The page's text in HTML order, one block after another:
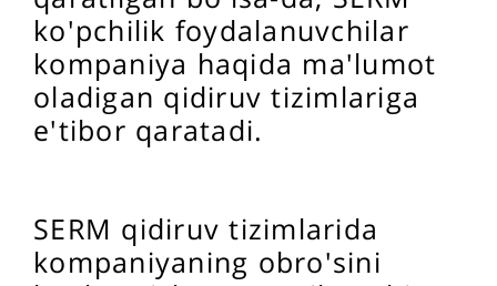
ko'pchilik foydalanuvchilar
kompaniya haqida ma'lumot
oladigan qidiruv tizimlariga
e'tibor qaratadi.
SERM qidiruv tizimlarida
kompaniyaning obro'sini